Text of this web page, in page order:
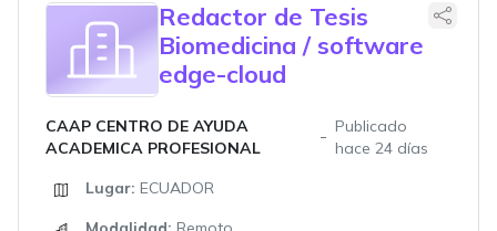
Redactor de Tesis
Biomedicina / software
edge-cloud
CAAP CENTRO DE AYUDA
ACADEMICA PROFESIONAL
Publicado
hace 24 días
Lugar: ECUADOR